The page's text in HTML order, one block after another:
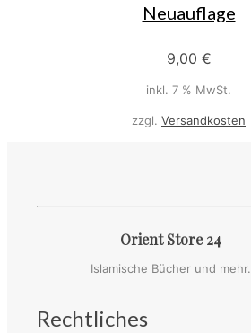
Neuauflage
9,00 €
inkl. 7 % MwSt.
zzgl. Versandkosten
Orient Store 24
Islamische Bücher und mehr.
Rechtliches